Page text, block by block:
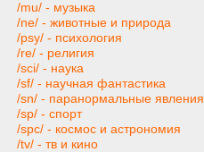
/mu/ - музыка
/ne/ - животные и природа
/psy/ - психология
/re/ - религия
/sci/ - наука
/sf/ - научная фантастика
/sn/ - паранормальные явления
/sp/ - спорт
/spc/ - космос и астрономия
/tv/ - тв и кино